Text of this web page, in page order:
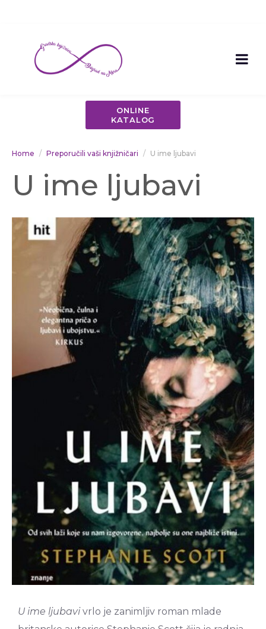
ONLINE
KATALOG
Home Preporučili vaši knjižničari U ime ljubavi
U ime ljubavi
U ime ljubavivrlo je zanimljiv roman mlade